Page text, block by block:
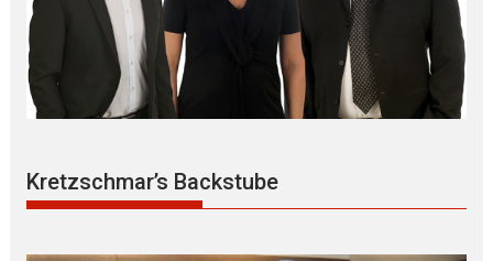
Kretzschmar’s Backstube